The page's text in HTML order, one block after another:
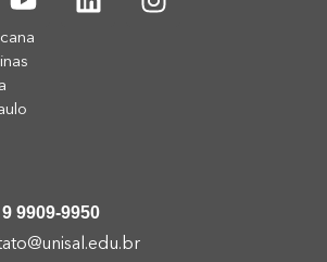
9 9909-9950